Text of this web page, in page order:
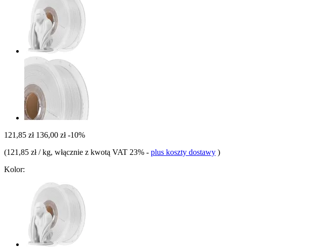
121,85 zł 136,00 zł -10%
(121,85 zł / kg, włącznie z kwotą VAT 23% - plus koszty dostawy )
Kolor: